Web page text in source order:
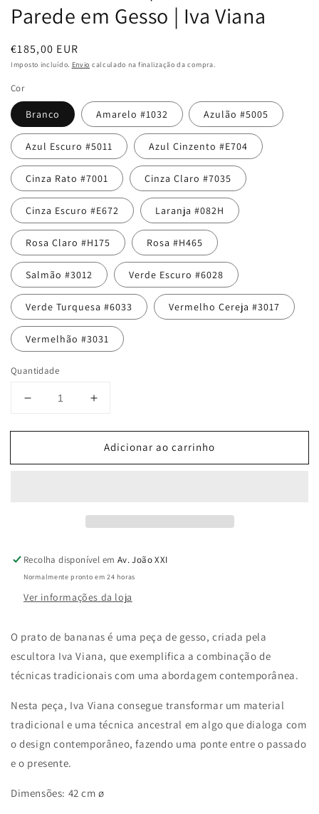
Parede em Gesso | Iva Viana
Preço
normal
€185,00 EUR
Imposto incluído. Envio calculado na finalização da compra.
Cor
Branco Amarelo #1032 Azulão #5005
Azul Escuro #5011 Azul Cinzento #E704
Cinza Rato #7001 Cinza Claro #7035
Cinza Escuro #E672 Laranja #082H
Rosa Claro #H175 Rosa #H465
Salmão #3012 Verde Escuro #6028
Verde Turquesa #6033 Vermelho Cereja #3017
Vermelhão #3031
Quantidade
Diminuir
quantidade
Prato
em
|
Iva
Aumentar
quantidade
de
Prato
em
|
Iva
Adicionar ao carrinho
Recolha disponível em Av. João XXI
Normalmente pronto em 24 horas
Ver informações da loja
O prato de bananas é uma peça de gesso, criada pela
escultora Iva Viana, que exemplifica a combinação de
técnicas tradicionais com uma abordagem contemporânea.
Nesta peça, Iva Viana consegue transformar um material
tradicional e uma técnica ancestral em algo que dialoga com
o design contemporâneo, fazendo uma ponte entre o passado
e o presente.
Dimensões: 42 cm ø